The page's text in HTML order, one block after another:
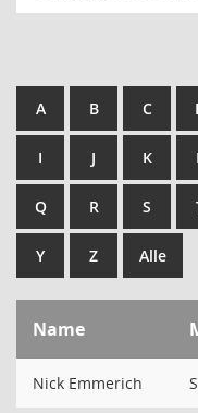
A B C
I J K
Q R S
Y Z Alle
Name
Nick Emmerich